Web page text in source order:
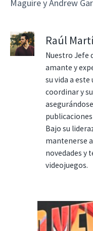
Maguire y Andrew
Raúl
Nuestro Jefe
amante y
su vida a
coordinar y
Bajo su
mantenerse
novedades y
videojuegos.